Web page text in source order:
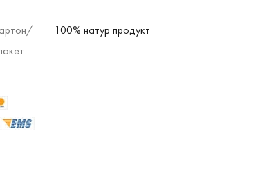
100% натур продукт